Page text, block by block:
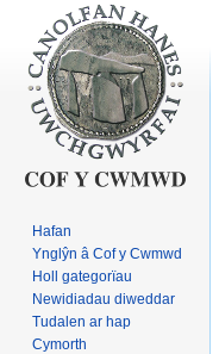
Hafan
Ynglŷn â Cof y Cwmwd
Holl gategorïau
Newidiadau diweddar
Tudalen ar hap
Cymorth